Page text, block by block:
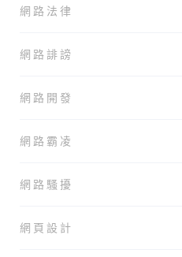
網路法律
網路誹謗
網路開發
網路霸凌
網路騷擾
網頁設計